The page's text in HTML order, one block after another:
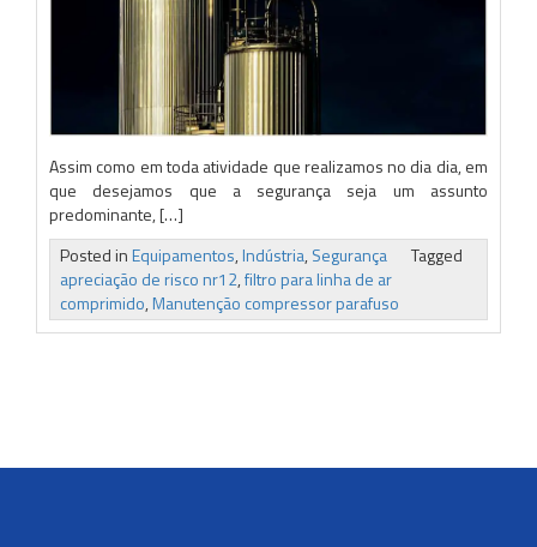
Assim como em toda atividade que realizamos no dia dia, em
que desejamos que a segurança seja um assunto
predominante, […]
Posted inEquipamentos,Indústria,Segurança
Tagged
apreciação de risco nr12,filtro para linha de ar
comprimido,Manutenção compressor parafuso